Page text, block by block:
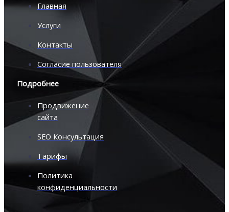
Главная
Услуги
Контакты
Согласие пользователя
Подробнее
Продвижение
сайта
SEO Консультация
Тарифы
Политика
конфиденциальности